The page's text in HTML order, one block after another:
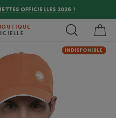
OFFICIELLES 2026 !
INDISPONIBLE